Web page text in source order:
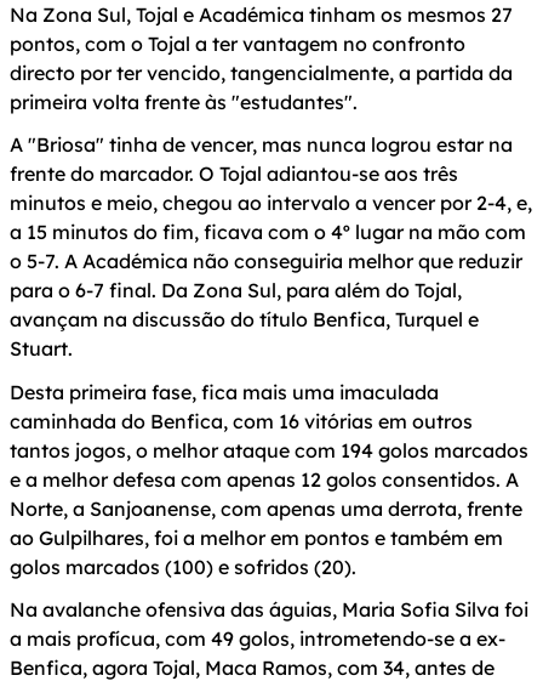
Na Zona Sul, Tojal e Académica tinham os mesmos 27
pontos, com o Tojal a ter vantagem no confronto
directo por ter vencido, tangencialmente, a partida da
primeira volta frente às "estudantes".
A "Briosa" tinha de vencer, mas nunca logrou estar na
frente do marcador. O Tojal adiantou-se aos três
minutos e meio, chegou ao intervalo a vencer por 2-4, e,
a 15 minutos do fim, ficava com o 4º lugar na mão com
o 5-7. A Académica não conseguiria melhor que reduzir
para o 6-7 final. Da Zona Sul, para além do Tojal,
avançam na discussão do título Benfica, Turquel e
Stuart.
Desta primeira fase, fica mais uma imaculada
caminhada do Benfica, com 16 vitórias em outros
tantos jogos, o melhor ataque com 194 golos marcados
e a melhor defesa com apenas 12 golos consentidos. A
Norte, a Sanjoanense, com apenas uma derrota, frente
ao Gulpilhares, foi a melhor em pontos e também em
golos marcados (100) e sofridos (20).
Na avalanche ofensiva das águias, Maria Sofia Silva foi
a mais profícua, com 49 golos, intrometendo-se a ex-
Benfica, agora Tojal, Maca Ramos, com 34, antes de